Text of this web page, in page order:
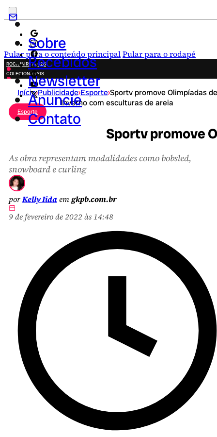
Pular para o conteúdo principalPular para o rodapé
Sobre
Recebidos
Newsletter
Anuncie
Contato
ROCK IN RIO 2026
COLECIONÁVEIS
FESTA JUNINA
NOVIDADES
CAMPANHAS CRIATIVAS
Início›Publicidade›Esporte›Sportv promove Olimpíadas de
Inverno com esculturas de areia
Esporte
Sportv promove
As obra representam modalidades como bobsled,
snowboard e curling
porKelly Iidaemgkpb.com.br
9 de fevereiro de 2022 às 14:48